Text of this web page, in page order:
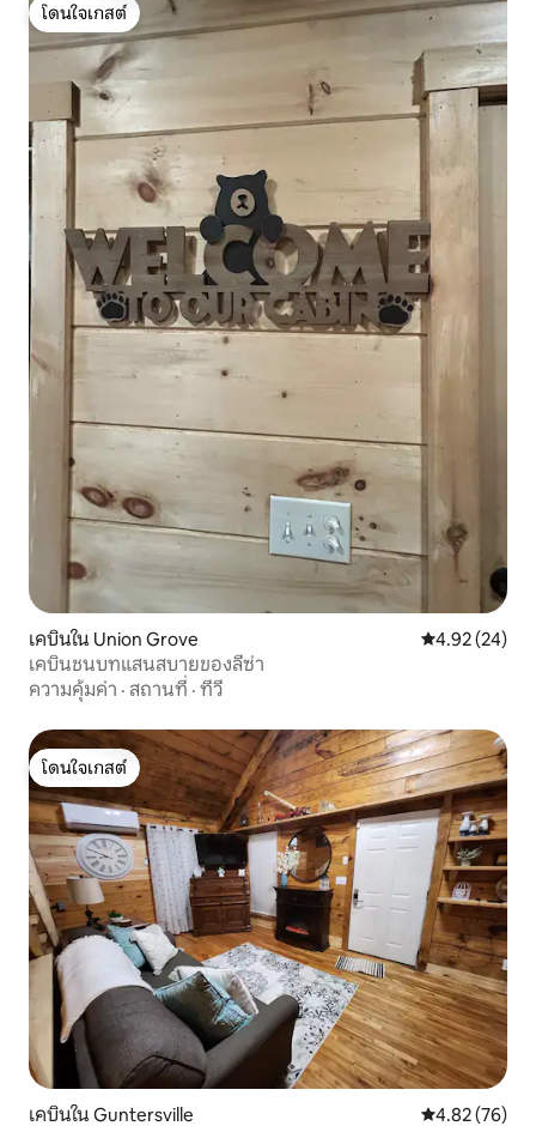
โดนใจเกสต์
โดนใจเกสต์
เคบินใน Union Grove คะแนนเฉลี่ย
4.92 (24)
เคบินชนบทแสนสบายของลีซ่า
ความคุ้มค่า · สถานที่ · ทีวี
โดนใจเกสต์
โดนใจเกสต์
เคบินใน Guntersville คะแนนเฉลี่ย
4.82 (76)